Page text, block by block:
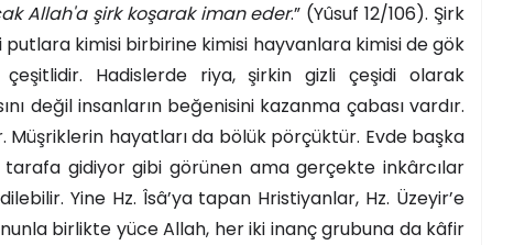
Allah'a şirk koşarak iman eder.” (Yûsuf 12/106). Şirk
kimisi birbirine kimisi hayvanlara kimisi de gök
Hadislerde riya, şirkin gizli çeşidi olarak
değil insanların beğenisini kazanma çabası vardır.
hayatları da bölük pörçüktür. Evde başka
tarafa gidiyor gibi görünen ama gerçekte inkârcılar
Yine Hz. Îsâ’ya tapan Hristiyanlar, Hz. Üzeyir’e
birlikte yüce Allah, her iki inanç grubuna da kâfir